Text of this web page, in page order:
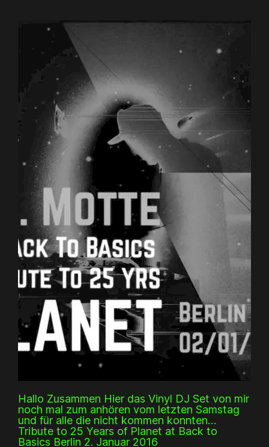
Hallo Zusammen Hier das Vinyl DJ Set von mir
noch mal zum anhören vom letzten Samstag
und für alle die nicht kommen konnten…
Tribute to 25 Years of Planet at Back to
Basics Berlin 2. Januar 2016